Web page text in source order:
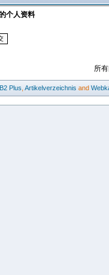
个人资料
所
Plus Artikelverzeichnis and